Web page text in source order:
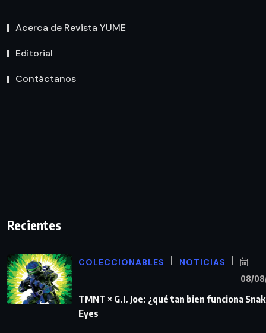
Acerca de Revista YUME
Editorial
Contáctanos
Recientes
COLECCIONABLES NOTICIAS
08/
TMNT × G.I. Joe: ¿qué tan bien funciona
Eyes